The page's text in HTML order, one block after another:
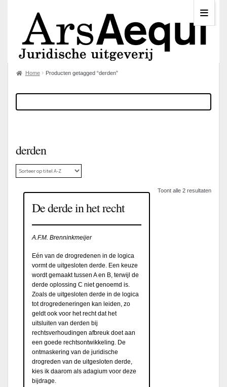
Home Producten getagged “derden”
derden
Toont alle 2 resultaten
De derde in het recht
A.F.M. Brenninkmeijer
Eén van de drogredenen in de logica
vormt de uitgesloten derde. Een keuze
wordt gemaakt tussen A en B, terwijl de
derde oplossing C niet genoemd is.
Zoals de uitgesloten derde in de logica
tot drogredeneringen kan leiden, zo
geldt ook voor het recht dat het
uitsluiten van derden bij
rechtsverhoudingen afbreuk doet aan
een goede rechtsontwikkeling. De
ontmaskering van de juridische
drogreden van de uitgesloten derde,
kies ik daarom als adagium voor deze
bijdrage.